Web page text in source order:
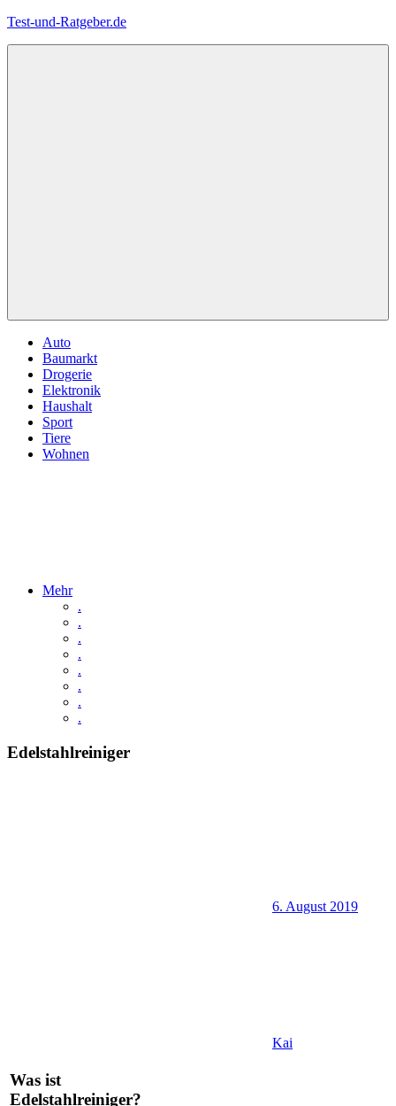
Zum
Test-und-Ratgeber.de
Auto
Baumarkt
Drogerie
Elektronik
Haushalt
Sport
Tiere
Wohnen
Mehr
.
.
.
.
.
.
.
.
Edelstahlreiniger
6. August 2019
Kai
Was ist
Edelstahlreiniger?